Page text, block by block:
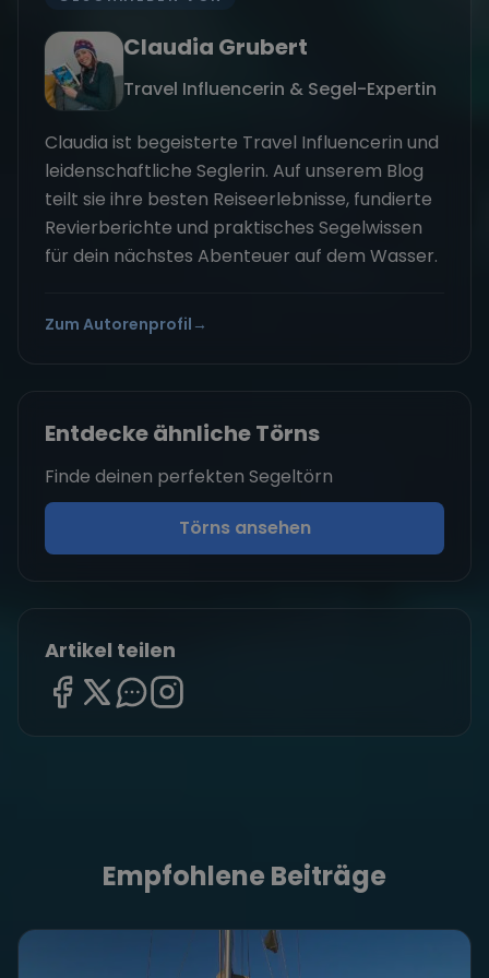
Claudia Grubert
Travel Influencerin & Segel-Expertin
Claudia ist begeisterte Travel Influencerin und
leidenschaftliche Seglerin. Auf unserem Blog
teilt sie ihre besten Reiseerlebnisse, fundierte
Revierberichte und praktisches Segelwissen
für dein nächstes Abenteuer auf dem Wasser.
Zum Autorenprofil →
Entdecke ähnliche Törns
Finde deinen perfekten Segeltörn
Törns ansehen
Artikel teilen
Empfohlene Beiträge